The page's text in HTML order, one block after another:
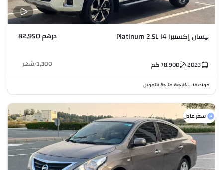
نيسان إكستيرا Platinum 2.5L I4 درهم 82,950
2023
78,900كم 1,300
/شهر
مواصفات خليجية•متاحة للتمويل
سعر عادل